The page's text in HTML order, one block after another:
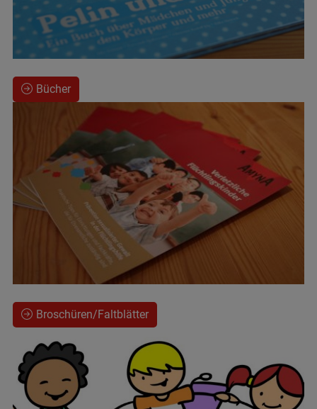
Bücher
Broschüren/Faltblätter